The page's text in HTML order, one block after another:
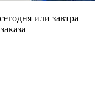
или завтра